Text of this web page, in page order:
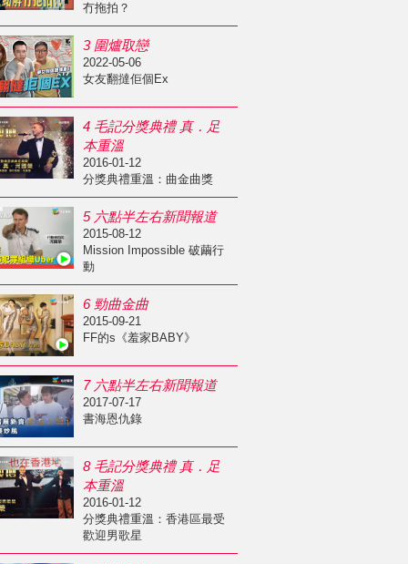
冇拖拍？
3 圍爐取戀
2022-05-06
女友翻撻佢個Ex
4 毛記分獎典禮 真．足
本重溫
2016-01-12
分獎典禮重溫：曲金曲獎
5 六點半左右新聞報道
2015-08-12
Mission Impossible 破繭行
動
6 勁曲金曲
2015-09-21
FF的s《羞家BABY》
7 六點半左右新聞報道
2017-07-17
書海恩仇錄
8 毛記分獎典禮 真．足
本重溫
2016-01-12
分獎典禮重溫：香港區最受
歡迎男歌星